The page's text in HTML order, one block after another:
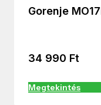
Gorenje
34 990 Ft
Megtekintés